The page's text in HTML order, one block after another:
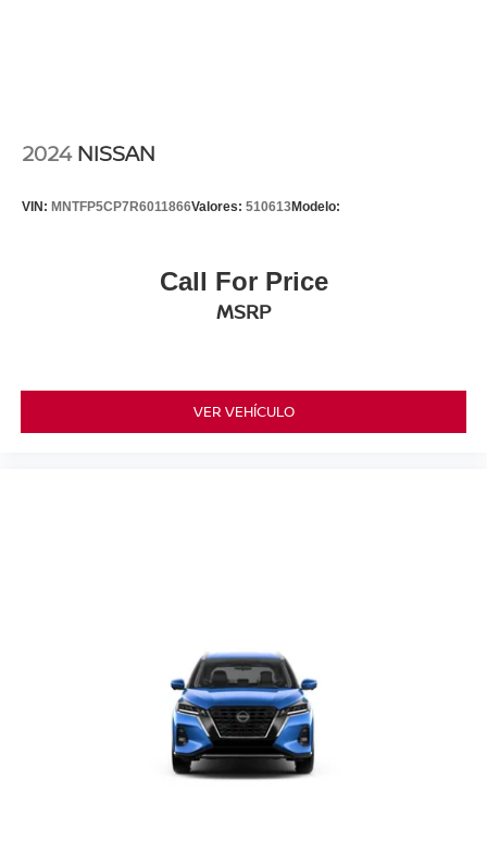
2024 NISSAN
VIN: MNTFP5CP7R6011866Valores: 510613Modelo:
Call For Price
MSRP
VER VEHÍCULO